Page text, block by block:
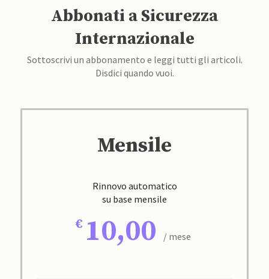
Abbonati a Sicurezza
Internazionale
Sottoscrivi un abbonamento e leggi tutti gli articoli.
Disdici quando vuoi.
Mensile
Rinnovo automatico
su base mensile
10,00 / mese